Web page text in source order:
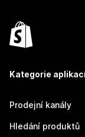
Kategorie
Prodejní kanály
Hledání produktů